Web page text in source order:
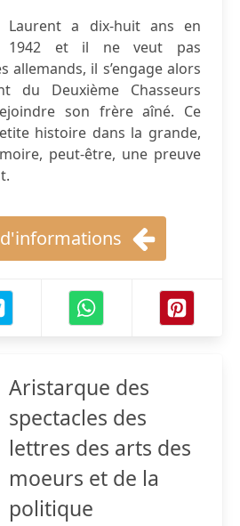
Laurent a dix-huit ans en
1942 et il ne veut pas
allemands, il s’engage alors
du Deuxième Chasseurs
son frère aîné. Ce
histoire dans la grande,
peut-être, une preuve
Aristarque des
spectacles des
lettres des arts des
moeurs et de la
politique